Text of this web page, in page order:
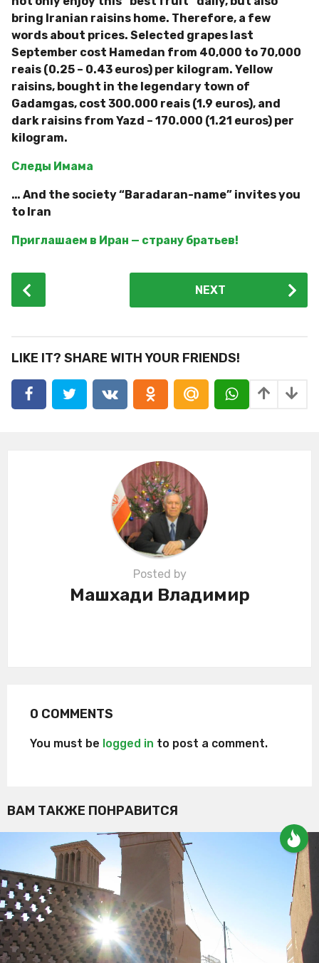
bring Iranian raisins home. Therefore, a few
words about prices. Selected grapes last
September cost Hamedan from 40,000 to 70,000
reais (0.25 – 0.43 euros) per kilogram. Yellow
raisins, bought in the legendary town of
Gadamgas, cost 300.000 reais (1.9 euros), and
dark raisins from Yazd – 170.000 (1.21 euros) per
kilogram.
Следы Имама
… And the society “Baradaran-name” invites you
to Iran
Приглашаем в Иран — страну братьев!
P
i
NEXT
LIKE IT? SHARE WITH YOUR FRIENDS!
Posted by
Машхади Владимир
0 COMMENTS
You must be logged in to post a comment.
ВАМ ТАКЖЕ ПОНРАВИТСЯ